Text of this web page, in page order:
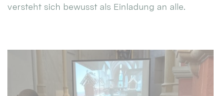
versteht sich bewusst als Einladung an alle.